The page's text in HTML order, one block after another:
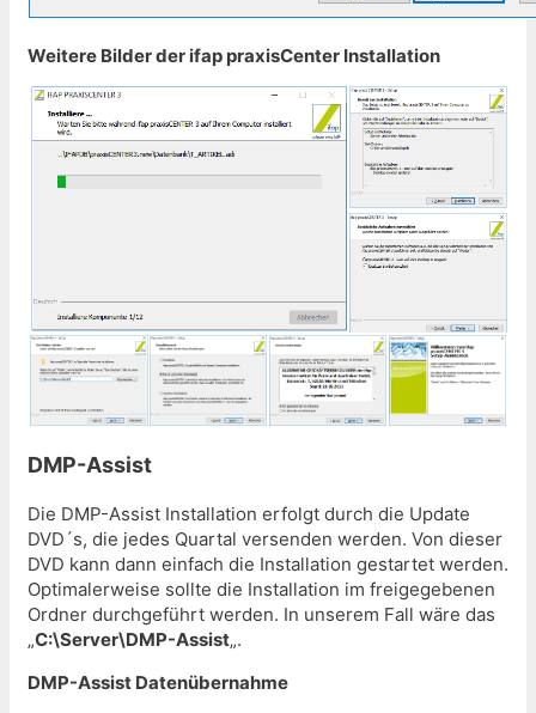
Weitere Bilder der ifap praxisCenter Installation
DMP-Assist
Die DMP-Assist Installation erfolgt durch die Update
DVD´s, die jedes Quartal versenden werden. Von dieser
DVD kann dann einfach die Installation gestartet werden.
Optimalerweise sollte die Installation im freigegebenen
Ordner durchgeführt werden. In unserem Fall wäre das
„C:\Server\DMP-Assist„.
DMP-Assist Datenübernahme